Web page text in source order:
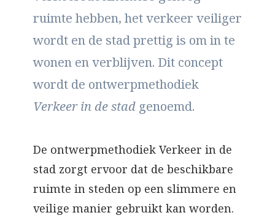
ruimte hebben, het verkeer veiliger
wordt en de stad prettig is om in te
wonen en verblijven. Dit concept
wordt de ontwerpmethodiek
Verkeer in de stad genoemd.
De ontwerpmethodiek Verkeer in de
stad zorgt ervoor dat de beschikbare
ruimte in steden op een slimmere en
veilige manier gebruikt kan worden.